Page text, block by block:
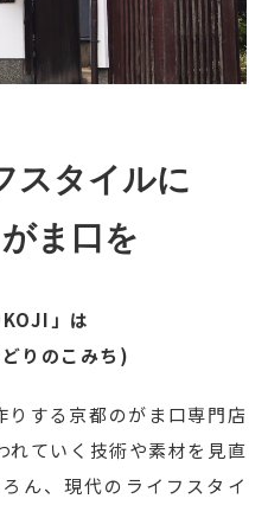
スタイルに
ま口を
」は
りのこみち)
する京都のがま口専門店
れていく技術や素材を見直
ん、現代のライフスタイ